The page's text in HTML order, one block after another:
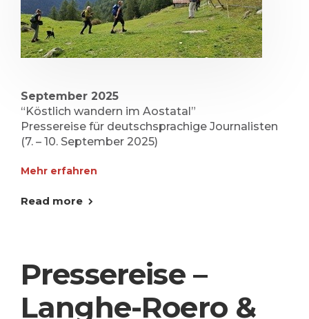
September 2025
“Köstlich wandern im Aostatal”
Pressereise für deutschsprachige Journalisten
(7. – 10. September 2025)
Mehr erfahren
Read more
Pressereise –
Langhe-Roero &